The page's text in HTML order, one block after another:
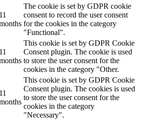
11
The cookie is set by GDPR cookie
consent to record the user consent
for the cookies in the category
"Functional".
11
This cookie is set by GDPR Cookie
Consent plugin. The cookie is used
to store the user consent for the
cookies in the category "Other.
11
This cookie is set by GDPR Cookie
Consent plugin. The cookies is used
to store the user consent for the
cookies in the category
"Necessary".